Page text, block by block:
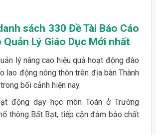
sách 330 Đề Tài Báo Cáo
Lý Giáo Dục Mới nhất
lý nâng cao hiệu quả hoạt động đào
lao động nông thôn trên địa bàn Thành
bối cảnh hiện nay.
động dạy học môn Toán ở Trường
thông Bất Bạt, tiếp cận đảm bảo chất